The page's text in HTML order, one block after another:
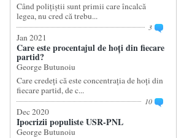
Când polițiștii sunt primii care încalcă
legea, nu cred că trebu...
3
Jan 2021
Care este procentajul de hoți din fiecare
partid?
George Butunoiu
Care credeți că este concentrația de hoți din
fiecare partid, de c...
10
Dec 2020
Ipocrizii populiste USR-PNL
George Butunoiu